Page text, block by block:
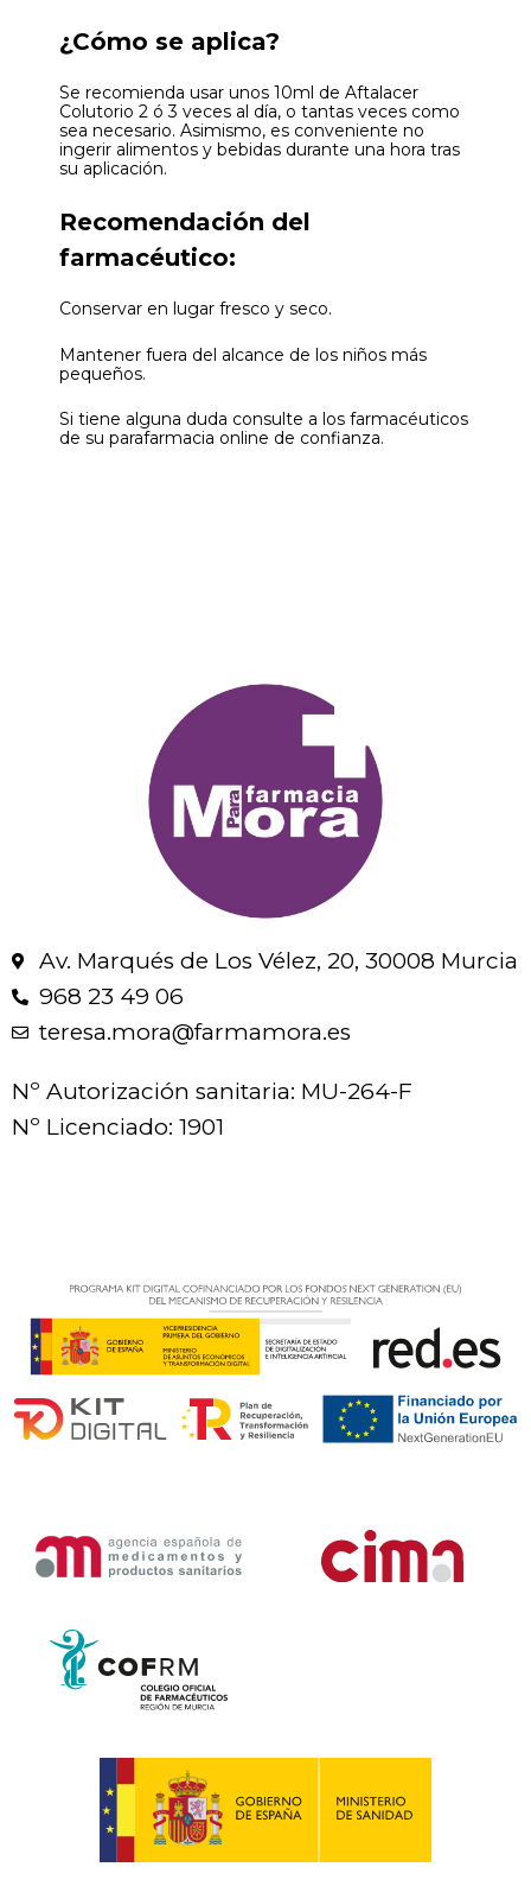
¿Cómo se aplica?
Se recomienda usar unos 10ml de Aftalacer
Colutorio 2 ó 3 veces al día, o tantas veces como
sea necesario. Asimismo, es conveniente no
ingerir alimentos y bebidas durante una hora tras
su aplicación.
Recomendación del
farmacéutico:
Conservar en lugar fresco y seco.
Mantener fuera del alcance de los niños más
pequeños.
Si tiene alguna duda consulte a los farmacéuticos
de su parafarmacia online de confianza.
Av. Marqués de Los Vélez, 20, 30008 Murcia
968 23 49 06
teresa.mora@farmamora.es
Nº Autorización sanitaria: MU-264-F
Nº Licenciado: 1901